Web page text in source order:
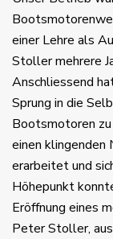
einer Lehre als
Stoller mehrere
Anschliessend
Sprung in die
Bootsmotoren zu
einen
erarbeitet und
Höhepunkt
Eröffnung eines
Peter Stoller,